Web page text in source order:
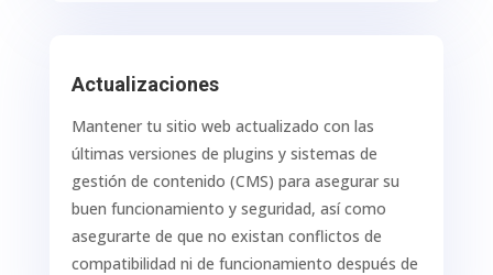
Actualizaciones
Mantener tu sitio web actualizado con las
últimas versiones de plugins y sistemas de
gestión de contenido (CMS) para asegurar su
buen funcionamiento y seguridad, así como
asegurarte de que no existan conflictos de
compatibilidad ni de funcionamiento después de